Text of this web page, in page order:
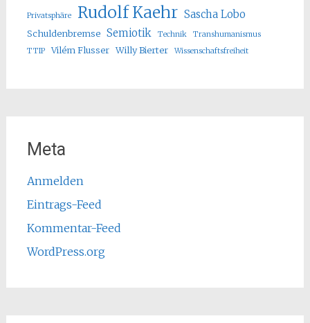
Privatsphäre Rudolf Kaehr Sascha Lobo
Schuldenbremse Semiotik Technik
Transhumanismus
TTIP
Vilém Flusser Willy Bierter Wissenschaftsfreiheit
Meta
Anmelden
Eintrags-Feed
Kommentar-Feed
WordPress.org